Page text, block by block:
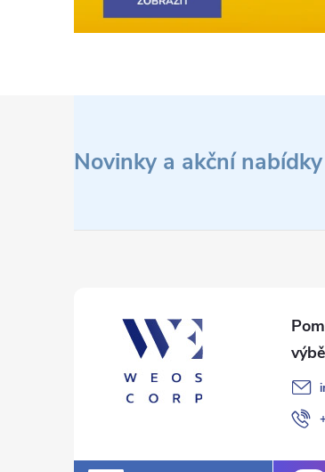
Novinky a akční